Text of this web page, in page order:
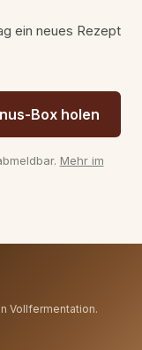
ein neues Rezept
Box holen
Mehr im
Vollfermentation.